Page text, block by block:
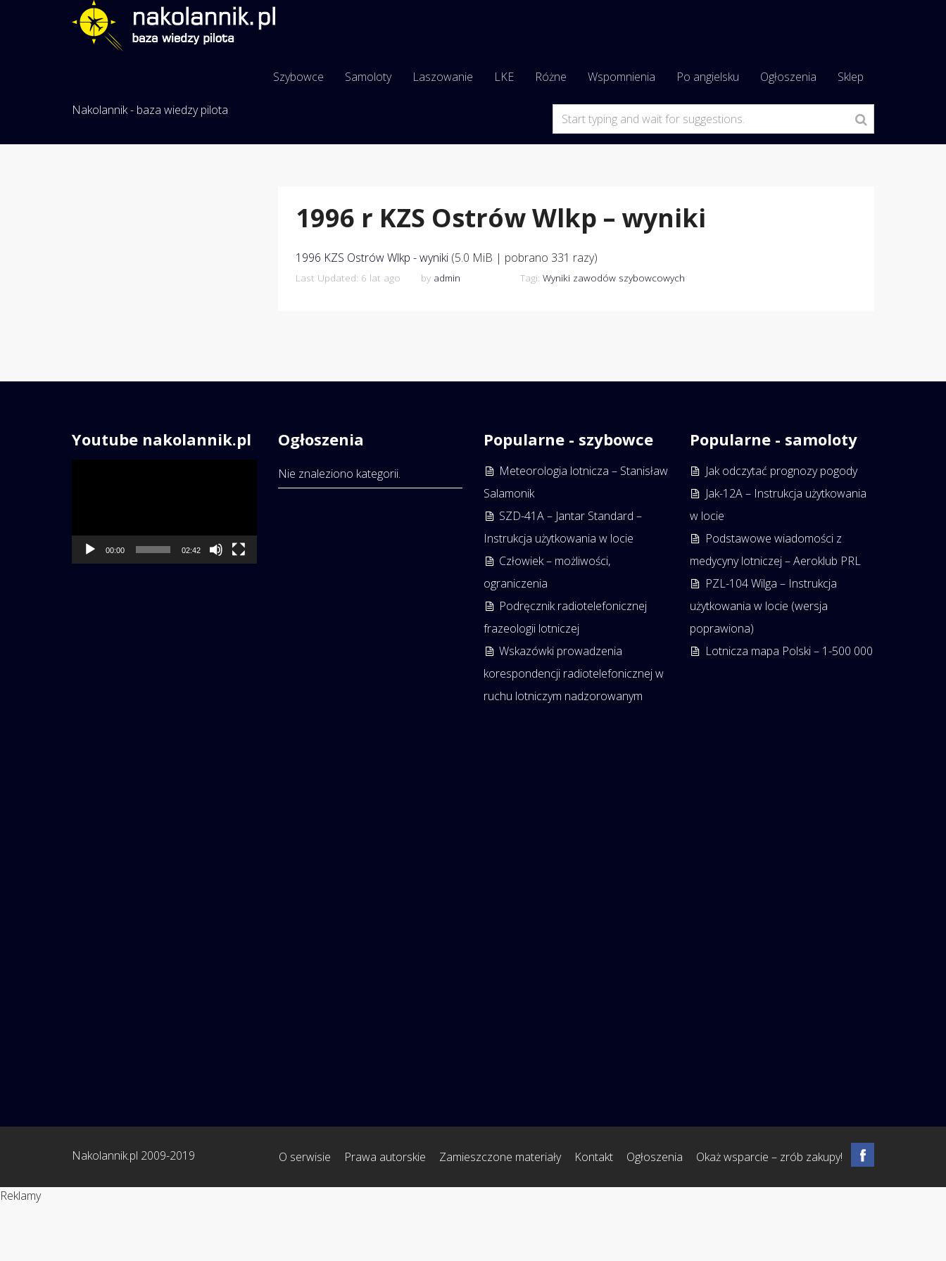
Szybowce Samoloty Laszowanie LKE Różne Wspomnienia Po angielsku Ogłoszenia Sklep
Nakolannik - baza wiedzy pilota
1996 r KZS Ostrów Wlkp – wyniki
1996 KZS Ostrów Wlkp - wyniki(5.0 MiB | pobrano 331 razy)
Last Updated: 6 lat ago by admin Tagi: Wyniki zawodów szybowcowych
Youtube nakolannik.pl
00:00 02:42
Ogłoszenia
Nie znaleziono kategorii.
Popularne - szybowce
Meteorologia lotnicza – Stanisław
Salamonik
SZD-41A – Jantar Standard –
Instrukcja użytkowania w locie
Człowiek – możliwości,
ograniczenia
Podręcznik radiotelefonicznej
frazeologii lotniczej
Wskazówki prowadzenia
korespondencji radiotelefonicznej w
ruchu lotniczym nadzorowanym
Popularne - samoloty
Jak odczytać prognozy pogody
Jak-12A – Instrukcja użytkowania
w locie
Podstawowe wiadomości z
medycyny lotniczej – Aeroklub PRL
PZL-104 Wilga – Instrukcja
użytkowania w locie (wersja
poprawiona)
Lotnicza mapa Polski – 1-500 000
O serwisie Prawa autorskie Zamieszczone materiały Kontakt Ogłoszenia Okaż wsparcie – zrób zakupy!
Nakolannik.pl 2009-2019
Reklamy